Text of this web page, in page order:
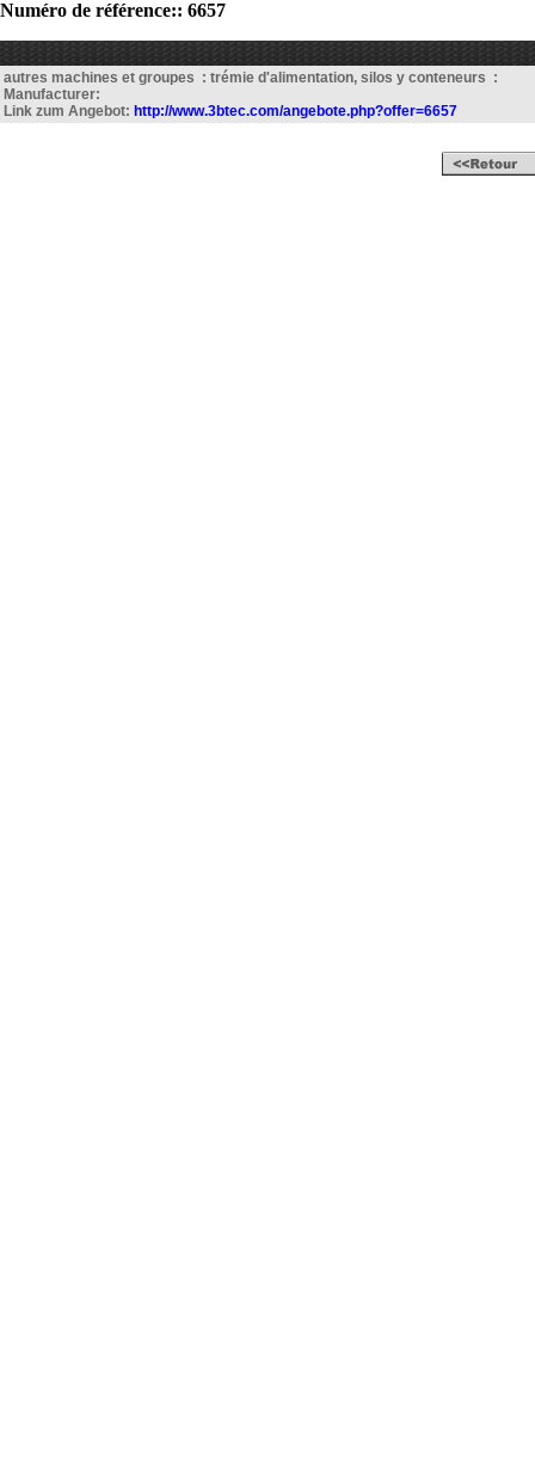
Numéro de référence:: 6657
autres machines et groupes : trémie d'alimentation, silos y conteneurs :
Manufacturer:
Link zum Angebot: http://www.3btec.com/angebote.php?offer=6657